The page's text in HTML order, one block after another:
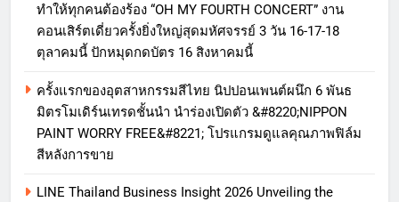
ทำให้ทุกคนต้องร้อง “OH MY FOURTH CONCERT” งาน
คอนเสิร์ตเดี่ยวครั้งยิ่งใหญ่สุดมหัศจรรย์ 3 วัน 16-17-18
ตุลาคมนี้ ปักหมุดกดบัตร 16 สิงหาคมนี้
ครั้งแรกของอุตสาหกรรมสีไทย นิปปอนเพนต์ผนึก 6 พันธ
มิตรโมเดิร์นเทรดชั้นนำ นำร่องเปิดตัว &#8220;NIPPON
PAINT WORRY FREE&#8221; โปรแกรมดูแลคุณภาพฟิล์ม
สีหลังการขาย
LINE Thailand Business Insight 2026 Unveiling the